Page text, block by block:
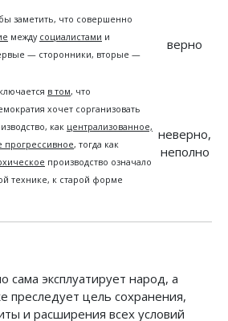
заметить, что совершенно
между социалистами и
— сторонники, вторые —
верно
в том, что
хочет сорганизовать
как централизованное,
прогрессивное, тогда как
производство означало
технике, к старой форме
неверно,
неполно
сама эксплуатирует народ, а
преследует цель сохранения,
и расширения всех условий